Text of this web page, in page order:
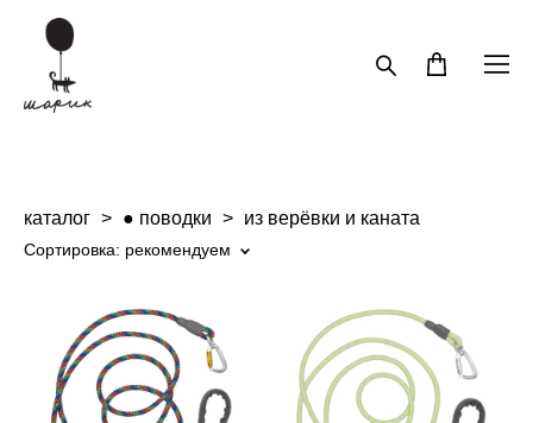
каталог > ● поводки > из верёвки и каната
Сортировка: рекомендуем